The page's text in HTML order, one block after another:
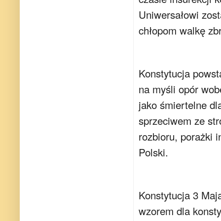
Uniwersałowi
chłopom walkę
Konstytucja
na myśli opór
jako śmiertelne
sprzeciwem ze
rozbioru, porażki
Polski.
Konstytucja 3
wzorem dla